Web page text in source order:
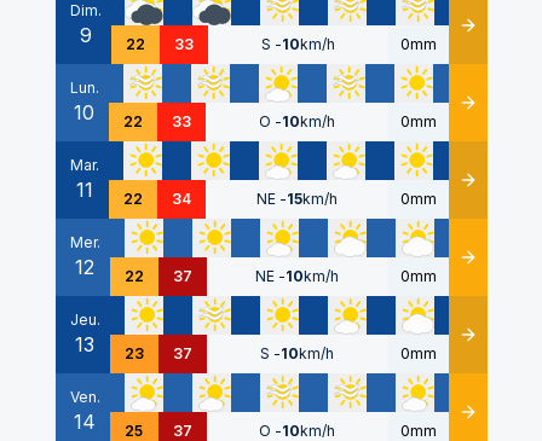
Dim.
9 22 33 S -10km/h 0mm Détails
Lun.
10 22 33 O -10km/h 0mm Détails
Mar.
11 22 34 NE -15km/h 0mm Détails
Mer.
12 22 37 NE -10km/h 0mm Détails
Jeu.
13 23 37 S -10km/h 0mm Détails
Ven.
14 25 37 O -10km/h 0mm Détails